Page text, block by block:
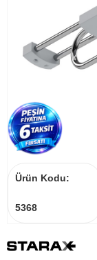
Ürün Kodu:
5368